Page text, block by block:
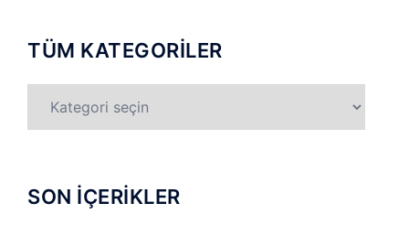
TÜM KATEGORİLER
KATEGORİLER
SON İÇERİKLER